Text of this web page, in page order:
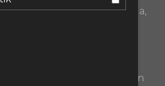
újításokkal készült Guardiola,
meccsterve a Community
mutatkozott be
kispadján az Ipswich Town